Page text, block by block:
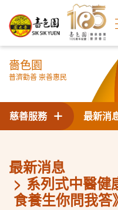
嗇色園
普濟勸善 崇善惠民
最新消
慈善服務
最新消息
系列式中醫健
食養生你問我答